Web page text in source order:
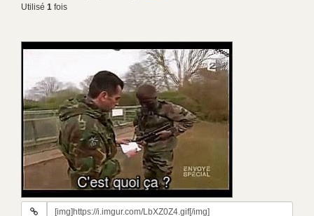
Utilisé 1 fois
URL